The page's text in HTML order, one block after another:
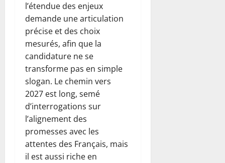
l’étendue des enjeux
demande une articulation
précise et des choix
mesurés, afin que la
candidature ne se
transforme pas en simple
slogan. Le chemin vers
2027 est long, semé
d’interrogations sur
l’alignement des
promesses avec les
attentes des Français, mais
il est aussi riche en